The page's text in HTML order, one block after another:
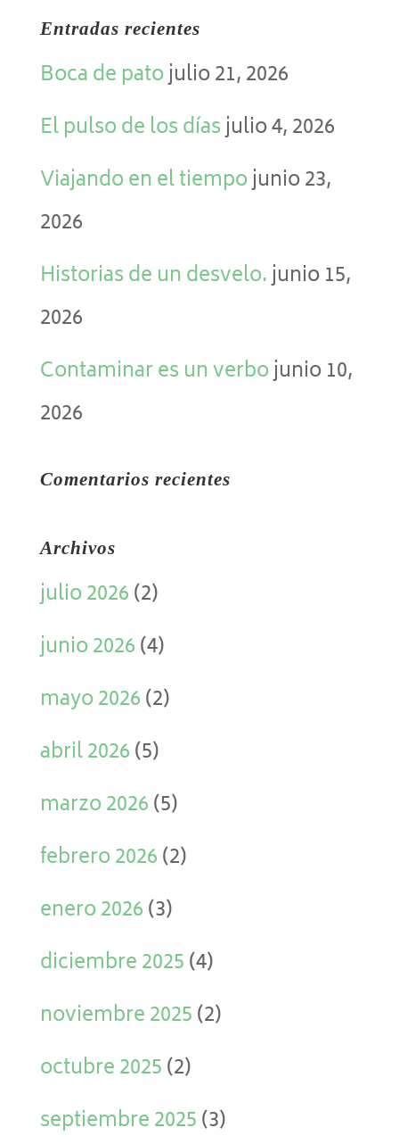
Entradas recientes
Boca de patojulio 21, 2026
El pulso de los díasjulio 4, 2026
Viajando en el tiempojunio 23,
2026
Historias de un desvelo.junio 15,
2026
Contaminar es un verbojunio 10,
2026
Comentarios recientes
Archivos
julio 2026(2)
junio 2026(4)
mayo 2026(2)
abril 2026(5)
marzo 2026(5)
febrero 2026(2)
enero 2026(3)
diciembre 2025(4)
noviembre 2025(2)
octubre 2025(2)
septiembre 2025(3)